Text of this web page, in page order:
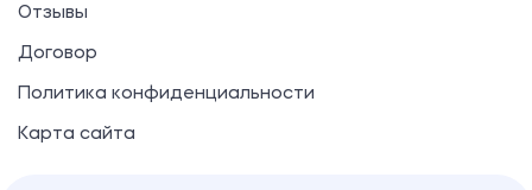
Отзывы
Договор
Политика конфиденциальности
Карта сайта